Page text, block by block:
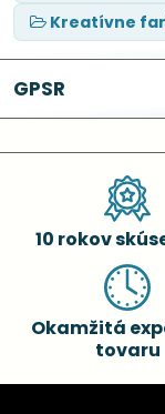
Kreatívne
GPSR
10 rokov
Okamžitá
tovaru